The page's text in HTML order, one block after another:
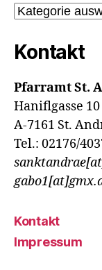
Kategorien
Kontakt
Pfarramt St.
Haniflgasse 10
A-7161 St.
Tel.: 02176/
Kontakt
Impressum